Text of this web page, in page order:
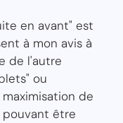
en avant" est
à mon avis à
de l'autre
ou
de
être